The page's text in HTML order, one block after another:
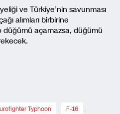
ve Türkiye’nin savunması
alımları birbirine
düğümü açamazsa, düğümü
Typhoon , F-16 ,